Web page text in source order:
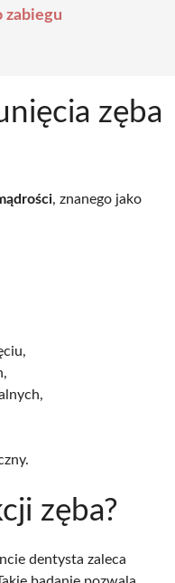
zabiegu
zęba
, znanego jako
zęba?
dentysta zaleca